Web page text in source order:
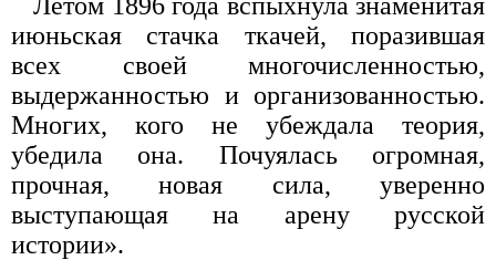
июньская стачка ткачей, поразившая
всех своей многочисленностью,
выдержанностью и организованностью.
Многих, кого не убеждала теория,
убедила она. Почуялась огромная,
прочная, новая сила, уверенно
выступающая на арену русской
истории».